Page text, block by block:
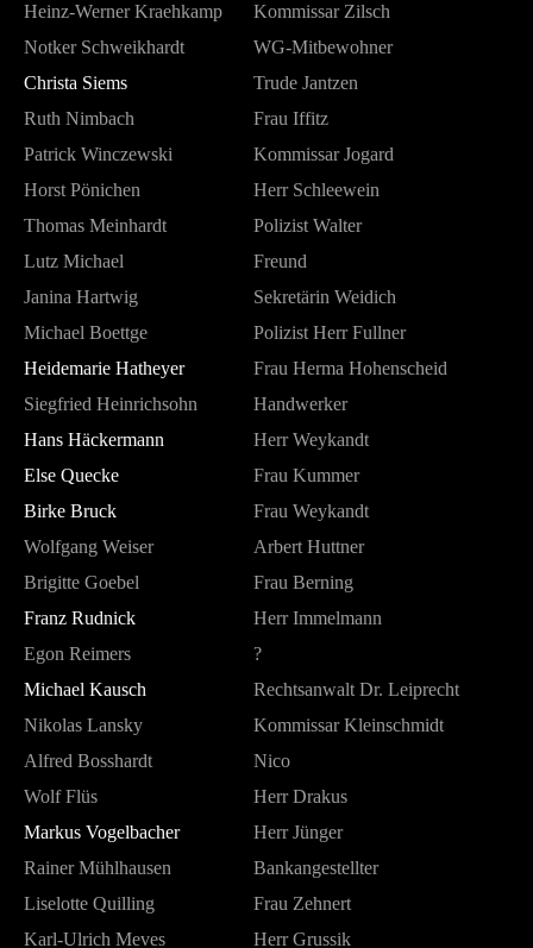
Heinz-Werner Kraehkamp
Kommissar Zilsch
Notker Schweikhardt
WG-Mitbewohner
Christa Siems
Trude Jantzen
Ruth Nimbach
Frau Iffitz
Patrick Winczewski
Kommissar Jogard
Horst Pönichen
Herr Schleewein
Thomas Meinhardt
Polizist Walter
Lutz Michael
Freund
Janina Hartwig
Sekretärin Weidich
Michael Boettge
Polizist Herr Fullner
Heidemarie Hatheyer
Frau Herma Hohenscheid
Siegfried Heinrichsohn
Handwerker
Hans Häckermann
Herr Weykandt
Else Quecke
Frau Kummer
Birke Bruck
Frau Weykandt
Wolfgang Weiser
Arbert Huttner
Brigitte Goebel
Frau Berning
Franz Rudnick
Herr Immelmann
Egon Reimers
?
Michael Kausch
Rechtsanwalt Dr. Leiprecht
Nikolas Lansky
Kommissar Kleinschmidt
Alfred Bosshardt
Nico
Wolf Flüs
Herr Drakus
Markus Vogelbacher
Herr Jünger
Rainer Mühlhausen
Bankangestellter
Liselotte Quilling
Frau Zehnert
Karl-Ulrich Meves
Herr Grussik